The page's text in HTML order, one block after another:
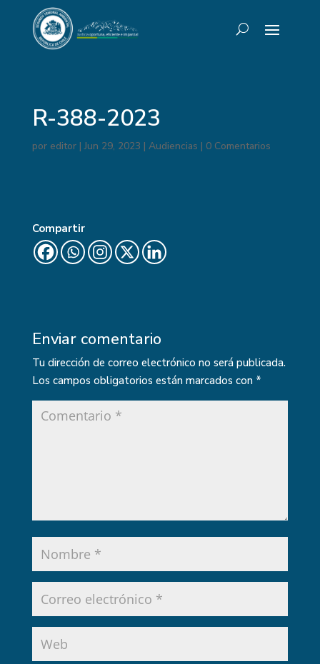
R-388-2023
por editor|Jun 29, 2023 | Audiencias | 0 Comentarios
Compartir
Enviar comentario
Tu dirección de correo electrónico no será publicada.
Los campos obligatorios están marcados con *